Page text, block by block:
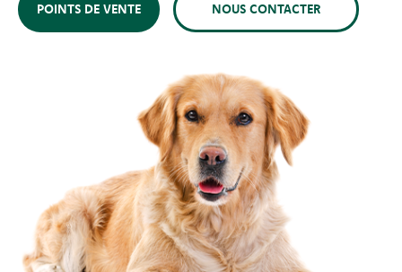
POINTS DE VENTE NOUS CONTACTER